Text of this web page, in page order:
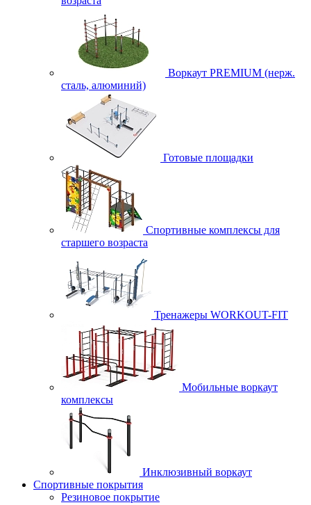
Воркаут PREMIUM (нерж.
сталь, алюминий)
Готовые площадки
Спортивные комплексы для
старшего возраста
Тренажеры WORKOUT-FIT
Мобильные воркаут
комплексы
Инклюзивный воркаут
Спортивные покрытия
Резиновое покрытие